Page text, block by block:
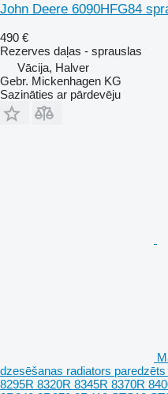
John Deere 6090HFG84
490 €
Rezerves daļas - sprauslas
Vācija, Halver
Gebr. Mickenhagen KG
Sazināties ar pārdevēju
dzesēšanas radiators
8295R 8320R 8345R 8370R